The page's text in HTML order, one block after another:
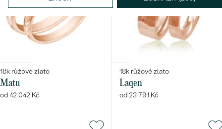
18k růžové zlato
Matu
od 42 042 Kč
18k růžové zlato
Laqen
od 23 791 Kč